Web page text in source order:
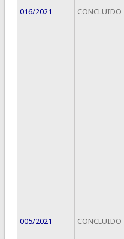
016/2021 CONCLUIDO
005/2021 CONCLUIDO